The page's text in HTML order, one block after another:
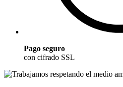
Pago seguro
con cifrado SSL